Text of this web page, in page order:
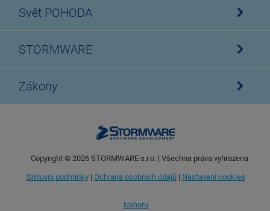
Svět POHODA
STORMWARE
Zákony
Copyright © 2026STORMWARE s.r.o. | Všechna práva vyhrazena
Smluvní podmínky| Ochrana osobních údajů| Nastavení cookies
Nahoru